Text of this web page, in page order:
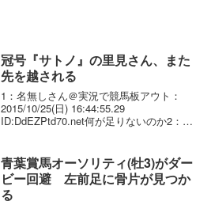
冠号『サトノ』の里見さん、また
先を越される
1：名無しさん＠実況で競馬板アウト：
2015/10/25(日) 16:44:55.29
ID:DdEZPtd70.net何が足りないのか2：名
青葉賞馬オーソリティ(牡3)がダー
ビー回避 左前足に骨片が見つか
る